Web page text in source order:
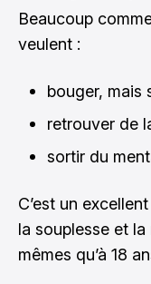
Beaucoup
veulent :
bouger, mais
retrouver de
sortir du
C’est un
la souplesse et
mêmes qu’à 18